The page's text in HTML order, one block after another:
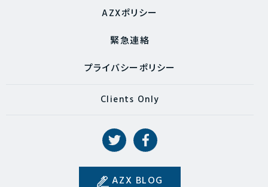
AZXポリシー
緊急連絡
プライバシーポリシー
Clients Only
AZX BLOG